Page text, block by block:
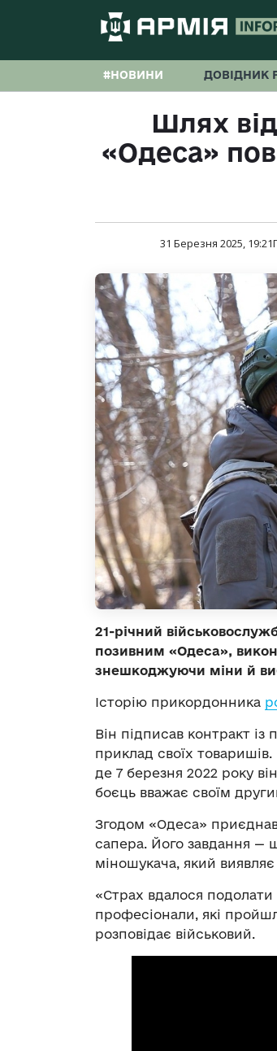
#НОВИНИ ДОВІДНИК
Шлях
«Одеса»
31 Березня 2025, 19:21
21-річний
позивним «Одеса»,
знешкоджуючи міни й
Історію прикордонника
Він підписав контракт
приклад своїх
де 7 березня 2022 року
боєць вважає своїм
Згодом «Одеса»
сапера. Його завдання —
міношукача, який
«Страх вдалося
професіонали, які
розповідає військовий.